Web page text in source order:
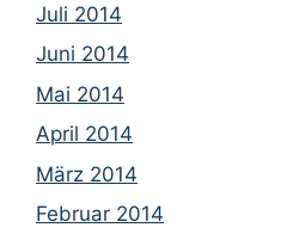
Juli 2014
Juni 2014
Mai 2014
April 2014
März 2014
Februar 2014